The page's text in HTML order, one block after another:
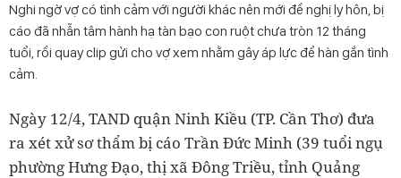
Nghi ngờ vợ có tình cảm với người khác nên mới đề nghị ly hôn, bị
cáo đã nhẫn tâm hành hạ tàn bạo con ruột chưa tròn 12 tháng
tuổi, rồi quay clip gửi cho vợ xem nhằm gây áp lực để hàn gắn tình
cảm.
Ngày 12/4, TAND quận Ninh Kiều (TP. Cần Thơ) đưa
ra xét xử sơ thẩm bị cáo Trần Đức Minh (39 tuổi ngụ
phường Hưng Đạo, thị xã Đông Triều, tỉnh Quảng